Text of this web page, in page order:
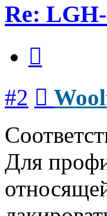
Re:
#2
Для